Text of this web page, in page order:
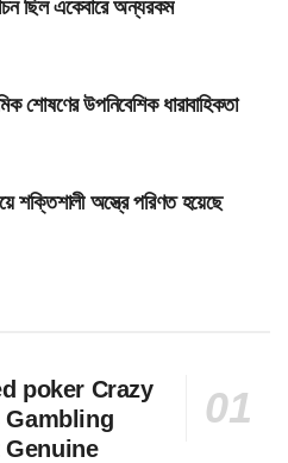
ছিল একেবারে অন্যরকম
শোষণের উপনিবেশিক ধারাবাহিকতা
শক্তিশালী অস্ত্রে পরিণত হয়েছে
poker Crazy
Gambling